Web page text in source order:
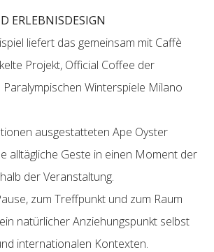
ERLEBNISDESIGN
liefert das gemeinsam mit Caffè
Projekt, Official Coffee der
Paralympischen Winterspiele Milano
ausgestatteten Ape Oyster
alltägliche Geste in einen Moment der
der Veranstaltung.
zum Treffpunkt und zum Raum
natürlicher Anziehungspunkt selbst
internationalen Kontexten.